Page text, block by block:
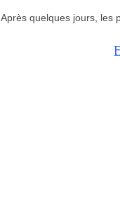
Après quelques jours, les